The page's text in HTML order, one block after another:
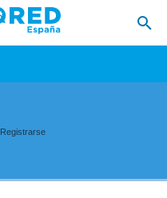
Registrarse